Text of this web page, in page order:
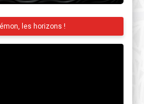
les horizons !